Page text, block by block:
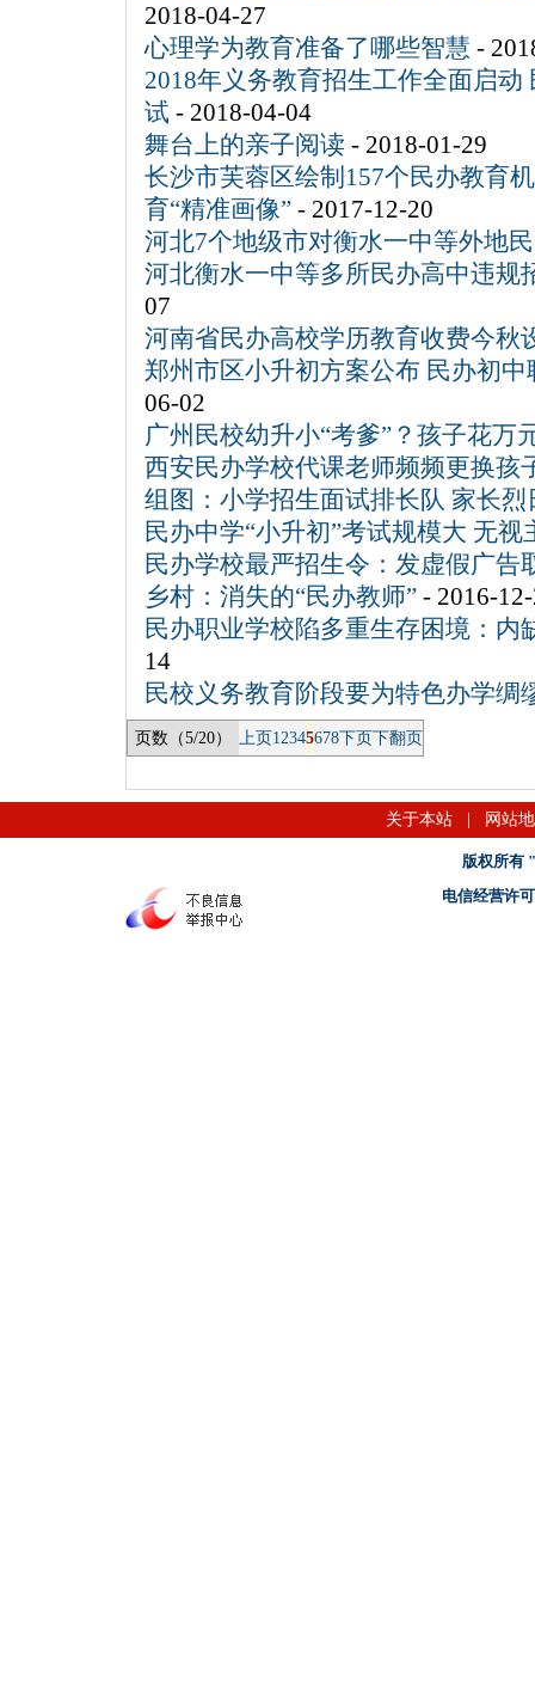
2018-04-27
心理学为教育准备了哪些智慧 -
2018年义务教育招生工作全面启
试 - 2018-04-04
舞台上的亲子阅读 - 2018-01-29
长沙市芙蓉区绘制157个民办教育
育“精准画像”- 2017-12-20
河北7个地级市对衡水一中等外地
河北衡水一中等多所民办高中违规
07
河南省民办高校学历教育收费今秋
郑州市区小升初方案公布 民办初
06-02
广州民校幼升小“考爹”？孩子花万
西安民办学校代课老师频频更换孩
组图：小学招生面试排长队 家长烈
民办中学“小升初”考试规模大 无视
民办学校最严招生令：发虚假广告
乡村：消失的“民办教师”- 2016-
民办职业学校陷多重生存困境：内
14
民校义务教育阶段要为特色办学绸
页数（5/20） 上页12345678下页下翻页
关于本站 网站
版权所有
电信经营许